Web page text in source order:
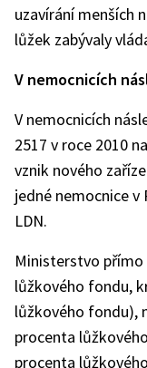
uzavírání menších
lůžek zabývaly
V nemocnicích
V nemocnicích
2517 v roce 2010
vznik nového
jedné nemocnice v
LDN.
Ministerstvo přímo
lůžkového fondu,
lůžkového fondu),
procenta
procenta